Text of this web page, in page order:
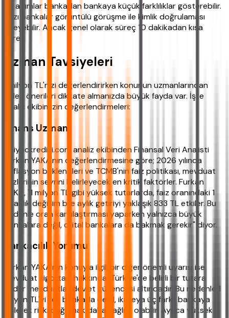
Bu adımlar bankadan bankaya küçük farklılıklar gösterebilir.
Bazı bankalar görüntülü görüşme ile kimlik doğrulaması
isteyebilir. Ancak genel olarak süreç 10 dakikadan kısa
sürer.
Uzman Tavsiyeleri
1 milyon TL'nizi değerlendirirken konunun uzmanlarından
gelen önerileri dikkate almanızda büyük fayda var. İşte
analiz ekibimizin değerlendirmeleri:
Finans Uzmanı
ihtiyackredisi.com analiz ekibinden Finansal Veri Analisti
Furkan YAKA'nın değerlendirmesine göre; 2026 yılında
enflasyon beklentileri ve TCMB'nin faiz politikası, mevduat
faizlerinin seyrini belirleyecek en kritik faktörler. Furkan
YAKA, "1 milyon TL gibi yüksek tutarlarda, faiz oranındaki 1
puanlık değişim bile aylık getiriyi yaklaşık 833 TL etkiler. Bu
nedenle oran karşılaştırması yaparken yalnızca büyük
bankalara değil, dijital bankalara da bakmak gerekir" diyor.
Bankacılık Yorumu
Furkan YAKA'nın konuyla ilgili bir diğer önemli uyarısı ise
mevduat sigortası hakkında. Türkiye'de belirli bir tutara
kadar mevduatlar devlet güvencesi altındadır. Bu nedenle 1
milyon TL'yi tek bankada değil, iki veya üç farklı bankaya
bölerek riski dağıtmak daha sağlıklı olabilir. Ayrıca yüksek